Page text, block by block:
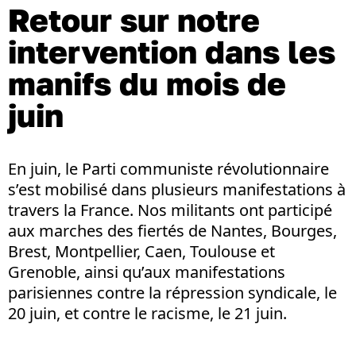
Retour sur notre
intervention dans les
manifs du mois de
juin
En juin, le Parti communiste révolutionnaire
s’est mobilisé dans plusieurs manifestations à
travers la France. Nos militants ont participé
aux marches des fiertés de Nantes, Bourges,
Brest, Montpellier, Caen, Toulouse et
Grenoble, ainsi qu’aux manifestations
parisiennes contre la répression syndicale, le
20 juin, et contre le racisme, le 21 juin.